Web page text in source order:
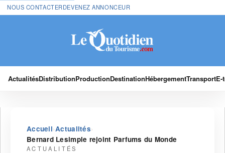
NOUS CONTACTERDEVENEZ ANNONCEUR
ActualitésDistributionProductionDestinationHébergementTransport
Accueil›Actualités›
Bernard Lesimple rejoint Parfums du Monde
ACTUALITÉS